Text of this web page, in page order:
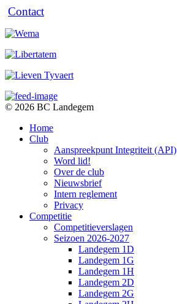
Contact
© 2026 BC Landegem
Home
Club
Aanspreekpunt Integriteit (API)
Word lid!
Over de club
Nieuwsbrief
Intern reglement
Privacy
Competitie
Competitieverslagen
Seizoen 2026-2027
Landegem 1D
Landegem 1G
Landegem 1H
Landegem 2D
Landegem 2G